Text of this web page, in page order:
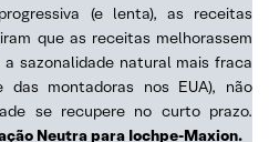
(e lenta), as receitas
que as receitas melhorassem
sazonalidade natural mais fraca
das montadoras nos EUA), não
se recupere no curto prazo.
Neutra para Iochpe-Maxion.